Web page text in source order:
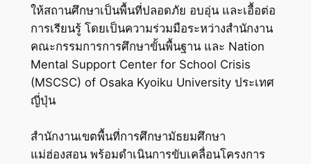
ให้สถานศึกษาเป็นพื้นที่ปลอดภัย อบอุ่น และเอื้อต่อ
การเรียนรู้ โดยเป็นความร่วมมือระหว่างสำนักงาน
คณะกรรมการการศึกษาขั้นพื้นฐาน และ Nation
Mental Support Center for School Crisis
(MSCSC) of Osaka Kyoiku University ประเทศ
ญี่ปุ่น
สำนักงานเขตพื้นที่การศึกษามัธยมศึกษา
แม่ฮ่องสอน พร้อมดำเนินการขับเคลื่อนโครงการ